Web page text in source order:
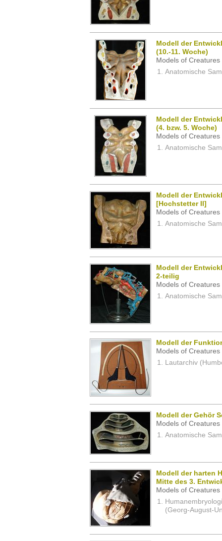
Modell der
(10.-11. Woche)
Models of
Anatomische
Modell der
(4. bzw. 5. Woche)
Models of
Anatomische
Modell der
[Hochstetter II]
Models of
Anatomische
Modell der
2-teilig
Models of
Anatomische
Modell der
Models of
Lautarchiv
Modell der Gehör
Models of
Anatomische
Modell der harten
Mitte des 3.
Models of
(Georg-August-